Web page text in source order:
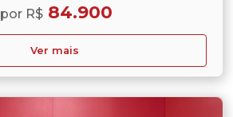
por R$ 84.900
Ver mais